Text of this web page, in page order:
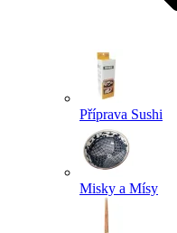
Příprava Sushi
Misky a Mísy